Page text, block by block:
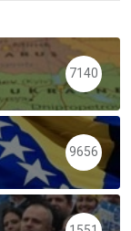
7140
9656